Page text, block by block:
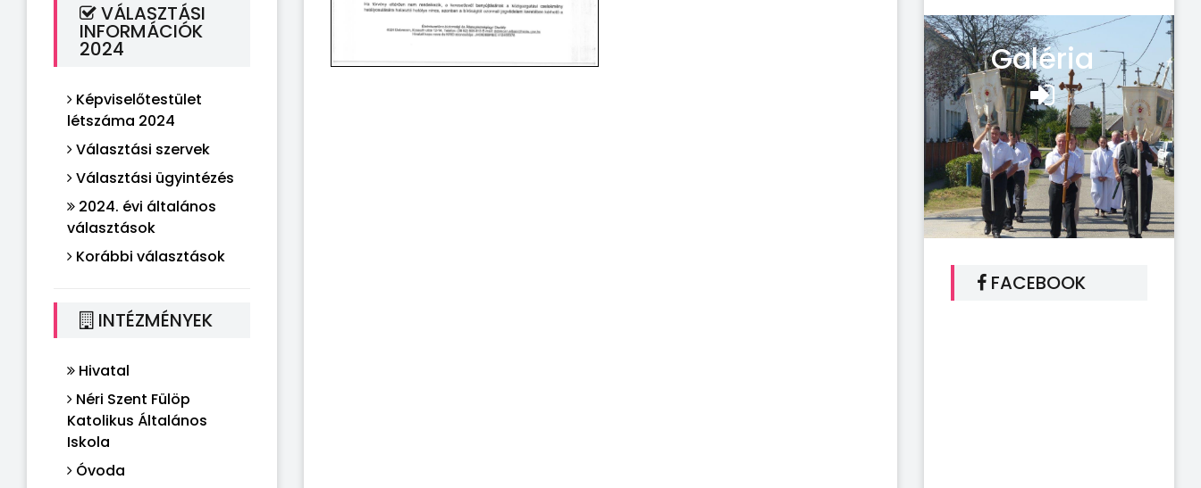
VÁLASZTÁSI
INFORMÁCIÓK
2024
Képviselőtestület
létszáma 2024
Választási szervek
Választási ügyintézés
2024. évi általános
választások
Korábbi választások
INTÉZMÉNYEK
Hivatal
Néri Szent Fülöp
Katolikus Általános
Iskola
Óvoda
Galéria
FACEBOOK